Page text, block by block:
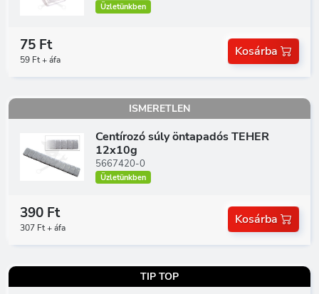
Üzletünkben
75 Ft
59 Ft + áfa
Kosárba
ISMERETLEN
Centírozó súly öntapadós TEHER
12x10g
5667420-0
Üzletünkben
390 Ft
307 Ft + áfa
Kosárba
TIP TOP